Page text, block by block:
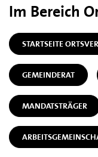
Im Bereich
STARTSEITE
GEMEINDERAT
MANDATSTRÄGER